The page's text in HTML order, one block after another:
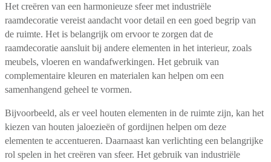
Het creëren van een harmonieuze sfeer met industriële
raamdecoratie vereist aandacht voor detail en een goed begrip van
de ruimte. Het is belangrijk om ervoor te zorgen dat de
raamdecoratie aansluit bij andere elementen in het interieur, zoals
meubels, vloeren en wandafwerkingen. Het gebruik van
complementaire kleuren en materialen kan helpen om een
samenhangend geheel te vormen.
Bijvoorbeeld, als er veel houten elementen in de ruimte zijn, kan het
kiezen van houten jaloezieën of gordijnen helpen om deze
elementen te accentueren. Daarnaast kan verlichting een belangrijke
rol spelen in het creëren van sfeer. Het gebruik van industriële